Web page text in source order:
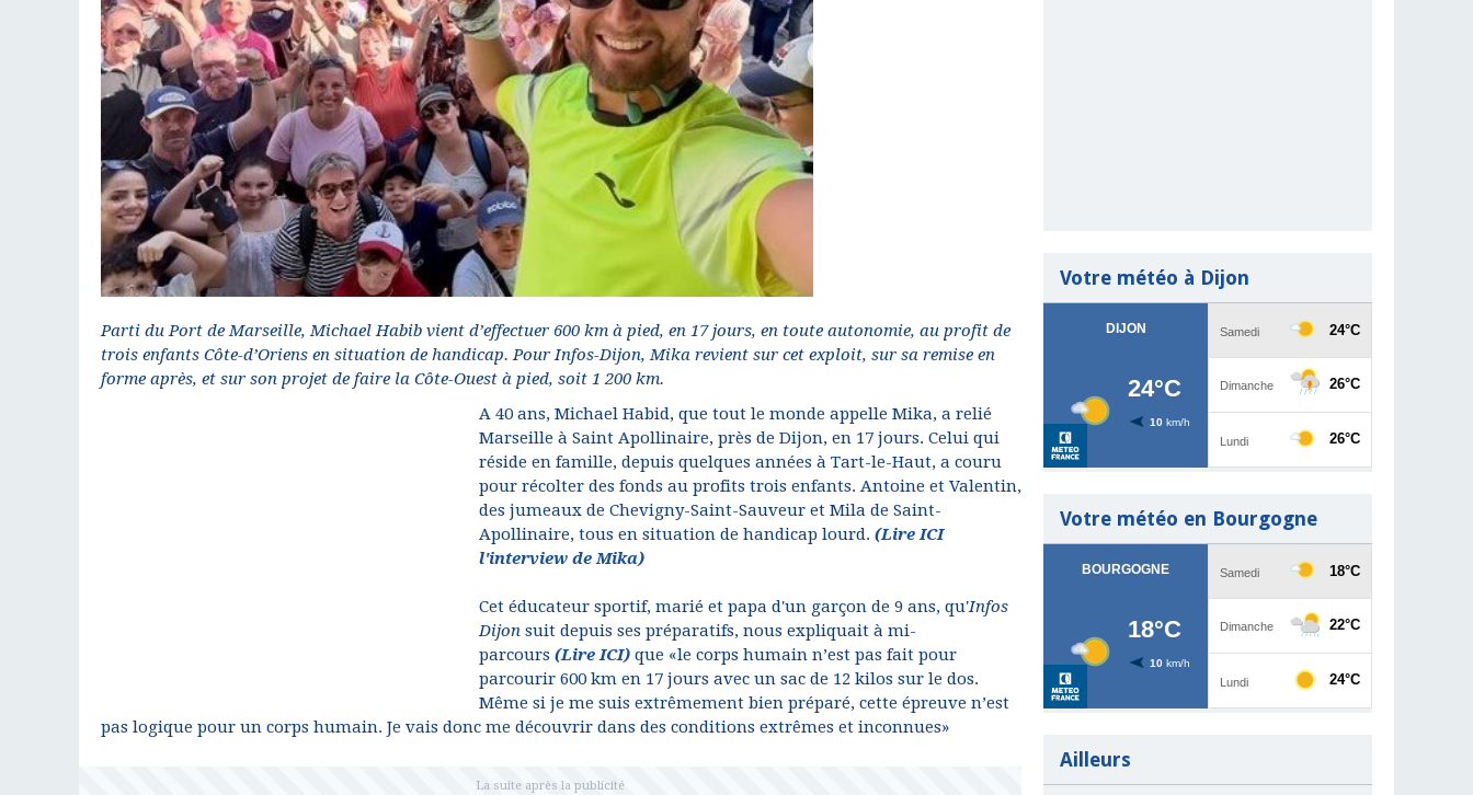
Parti du Port de Marseille, Michael Habib vient d’effectuer 600 km à pied, en 17 jours, en toute autonomie, au profit de
trois enfants Côte-d’Oriens en situation de handicap. Pour Infos-Dijon, Mika revient sur cet exploit, sur sa remise en
forme après, et sur son projet de faire la Côte-Ouest à pied, soit 1 200 km.
A 40 ans, Michael Habid, que tout le monde appelle Mika, a relié
Marseille à Saint Apollinaire, près de Dijon, en 17 jours. Celui qui
réside en famille, depuis quelques années à Tart-le-Haut, a couru
pour récolter des fonds au profits trois enfants. Antoine et Valentin,
des jumeaux de Chevigny-Saint-Sauveur et Mila de Saint-
Apollinaire, tous en situation de handicap lourd. (Lire ICI
l'interview de Mika)
Cet éducateur sportif, marié et papa d'un garçon de 9 ans, qu'Infos
Dijon suit depuis ses préparatifs, nous expliquait à mi-
parcours (Lire ICI) que «le corps humain n’est pas fait pour
parcourir 600 km en 17 jours avec un sac de 12 kilos sur le dos.
Même si je me suis extrêmement bien préparé, cette épreuve n’est
pas logique pour un corps humain. Je vais donc me découvrir dans des conditions extrêmes et inconnues»
Votre météo à Dijon
Votre météo en Bourgogne
Ailleurs